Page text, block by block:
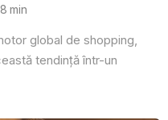
8 min
global de shopping,
tendință într-un